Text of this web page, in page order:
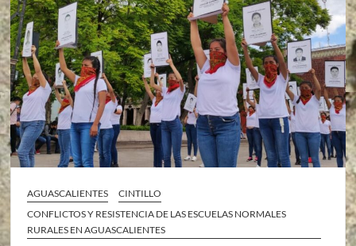
AGUASCALIENTES
CINTILLO
CONFLICTOS Y RESISTENCIA DE LAS ESCUELAS NORMALES
RURALES EN AGUASCALIENTES